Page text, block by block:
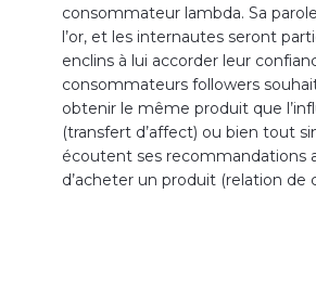
consommateur lambda. Sa
l’or, et les internautes seront
enclins à lui accorder leur
consommateurs followers
obtenir le même produit que
(transfert d’affect) ou bien tout
écoutent ses recommandations
d’acheter un produit (relation de